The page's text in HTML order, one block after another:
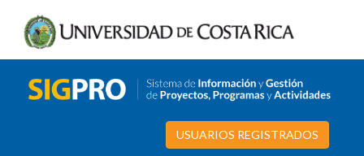
USUARIOS REGISTRADOS